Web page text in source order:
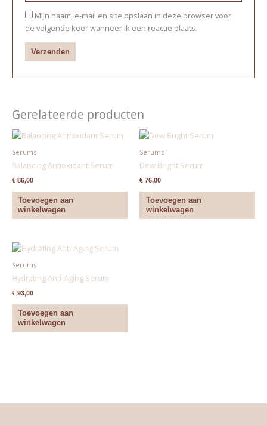
Mijn naam, e-mail en site opslaan in deze browser voor
de volgende keer wanneer ik een reactie plaats.
Gerelateerde producten
Serums
Balancing Antioxidant Serum
€86,00
Toevoegen aan
winkelwagen
Serums
Dew Bright Serum
€ 76,00
Toevoegen aan
winkelwagen
Serums
Hydrating Anti-Aging Serum
€93,00
Toevoegen aan
winkelwagen